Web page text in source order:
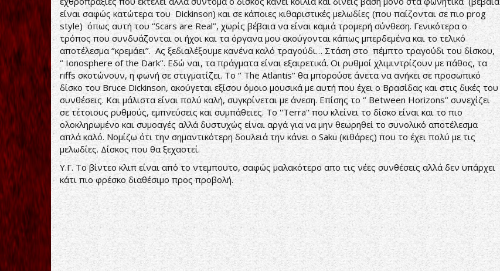
είναι σαφώς κατώτερα του Dickinson) και σε κάποιες κιθαριστικές μελωδίες (που παίζονται σε πιο prog
style) όπως αυτή του ‘’Scars are Real’’, χωρίς βέβαια να είναι καμιά τρομερή σύνθεση. Γενικότερα ο
τρόπος που συνδυάζονται οι ήχοι και τα όργανα μου ακούγονται κάπως μπερδεμένα και το τελικό
αποτέλεσμα ‘’κρεμάει’’. Ας ξεδιαλέξουμε κανένα καλό τραγούδι… Στάση στο πέμπτο τραγούδι του δίσκου,
‘’ Ionosphere of the Dark’’. Εδώ ναι, τα πράγματα είναι εξαιρετικά. Οι ρυθμοί χλιμιντρίζουν με πάθος, τα
riffs σκοτώνουν, η φωνή σε στιγματίζει. Το ‘’ The Atlantis’’ θα μπορούσε άνετα να ανήκει σε προσωπικό
δίσκο του Bruce Dickinson, ακούγεται εξίσου όμοιο μουσικά με αυτή που έχει ο Βρασίδας και στις δικές του
συνθέσεις. Και μάλιστα είναι πολύ καλή, συγκρίνεται με άνεση. Επίσης το ‘’ Between Horizons’’ συνεχίζει
σε τέτοιους ρυθμούς, εμπνεύσεις και συμπάθειες. Το ''Terra'' που κλείνει το δίσκο είναι και το πιο
ολοκληρωμένο και συμοαγές αλλά δυστυχώς είναι αργά για να μην θεωρηθεί το συνολικό αποτέλεσμα
απλά καλό. Νομίζω ότι την σημαντικότερη δουλειά την κάνει ο Saku (κιθάρες) που το έχει πολύ με τις
μελωδίες. Δίσκος που θα ξεχαστεί.
Υ.Γ. Το βίντεο κλιπ είναι από το ντεμπουτο, σαφώς μαλακότερο απο τις νέες συνθέσεις αλλά δεν υπάρχει
κάτι πιο φρέσκο διαθέσιμο προς προβολή.